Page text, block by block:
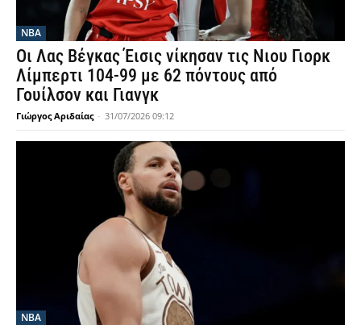
NBA
Οι Λας Βέγκας Έισις νίκησαν τις Νιου Γιορκ
Λίμπερτι 104-99 με 62 πόντους από
Γουίλσον και Γιανγκ
Γιώργος Αριδαίας - 31/07/2026 09:12
NBA